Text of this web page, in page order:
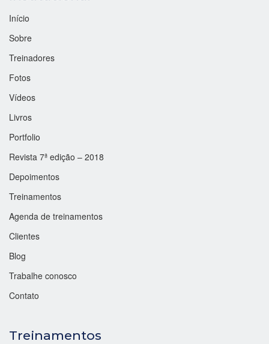
Início
Sobre
Treinadores
Fotos
Vídeos
Livros
Portfolio
Revista 7ª edição – 2018
Depoimentos
Treinamentos
Agenda de treinamentos
Clientes
Blog
Trabalhe conosco
Contato
Treinamentos